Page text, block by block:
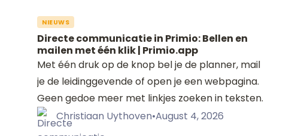
NIEUWS
Directe communicatie in Primio: Bellen en
mailen met één klik | Primio.app
Met één druk op de knop bel je de planner, mail
je de leidinggevende of open je een webpagina.
Geen gedoe meer met linkjes zoeken in teksten.
Christiaan Uythoven•August 4, 2026